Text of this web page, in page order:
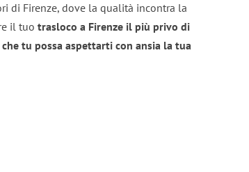
di Firenze, dove la qualità incontra la
il tuo trasloco a Firenze il più privo di
tu possa aspettarti con ansia la tua